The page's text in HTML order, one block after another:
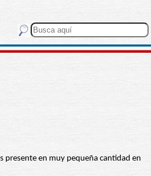
presente en muy pequeña cantidad en